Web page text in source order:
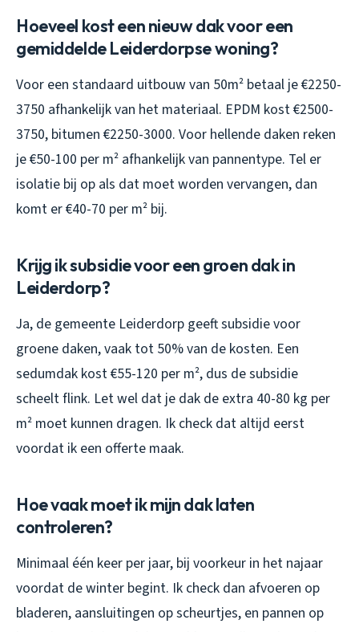
Hoeveel kost een nieuw dak voor een
gemiddelde Leiderdorpse woning?
Voor een standaard uitbouw van 50m² betaal je €2250-
3750 afhankelijk van het materiaal. EPDM kost €2500-
3750, bitumen €2250-3000. Voor hellende daken reken
je €50-100 per m² afhankelijk van pannentype. Tel er
isolatie bij op als dat moet worden vervangen, dan
komt er €40-70 per m² bij.
Krijg ik subsidie voor een groen dak in
Leiderdorp?
Ja, de gemeente Leiderdorp geeft subsidie voor
groene daken, vaak tot 50% van de kosten. Een
sedumdak kost €55-120 per m², dus de subsidie
scheelt flink. Let wel dat je dak de extra 40-80 kg per
m² moet kunnen dragen. Ik check dat altijd eerst
voordat ik een offerte maak.
Hoe vaak moet ik mijn dak laten
controleren?
Minimaal één keer per jaar, bij voorkeur in het najaar
voordat de winter begint. Ik check dan afvoeren op
bladeren, aansluitingen op scheurtjes, en pannen op